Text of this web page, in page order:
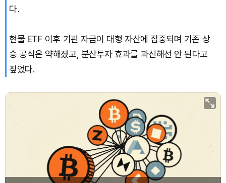
다.
현물 ETF 이후 기관 자금이 대형 자산에 집중되며 기존 상
승 공식은 약해졌고, 분산투자 효과를 과신해선 안 된다고
짚었다.